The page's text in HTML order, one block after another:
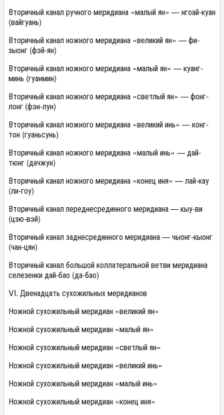
Вторичный канал ручного меридиана «малый ян» — нгоай-куан
(вайгуань)
Вторичный канал ножного меридиана «великий ян» — фи-
зыонг (фэй-ян)
Вторичный канал ножного меридиана «малый ян» — куанг-
минь (гуанмин)
Вторичный канал ножного меридиана «светлый ян» — фонг-
лонг (фэн-лун)
Вторичный канал ножного меридиана «великий инь» — конг-
тон (гуаньсунь)
Вторичный канал ножного меридиана «малый инь» — дай-
тюнг (дачжун)
Вторичный канал ножного меридиана «конец иня» — лай-кау
(ли-гоу)
Вторичный канал переднесрединного меридиана — кыу-ви
(цзю-вэй)
Вторичный канал заднесрединного меридиана — чыонг-кыонг
(чан-цян)
Вторичный канал большой коллатеральной ветви меридиана
селезенки дай-бао (да-бао)
VI. Двенадцать сухожильных меридианов
Ножной сухожильный меридиан «великий ян»
Ножной сухожильный меридиан «малый ян»
Ножной сухожильный меридиан «светлый ян»
Ножной сухожильный меридиан «великий инь»
Ножной сухожильный меридиан «малый инь»
Ножной сухожильный меридиан «конец иня»